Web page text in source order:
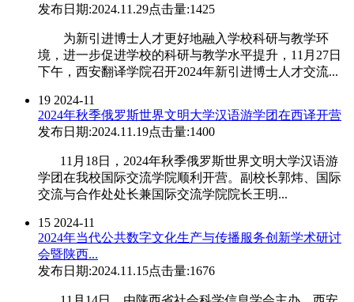
发布日期:2024.11.29点击量:1425
为新引进博士人才更好地融入学校科研与教学环
境，进一步促进学校的科研与教学水平提升，11月27日
下午，西安翻译学院召开2024年新引进博士人才交流...
19 2024-11
2024年秋季俄罗斯世界文明大学汉语游学团在西译开营
发布日期:2024.11.19点击量:1400
11月18日，2024年秋季俄罗斯世界文明大学汉语游
学团在我校国际交流学院顺利开营。副校长郭炜、国际
交流与合作处处长兼国际交流学院院长王明...
15 2024-11
2024年当代公共数字文化生产与传播服务创新学术研讨
会暨陕西...
发布日期:2024.11.15点击量:1676